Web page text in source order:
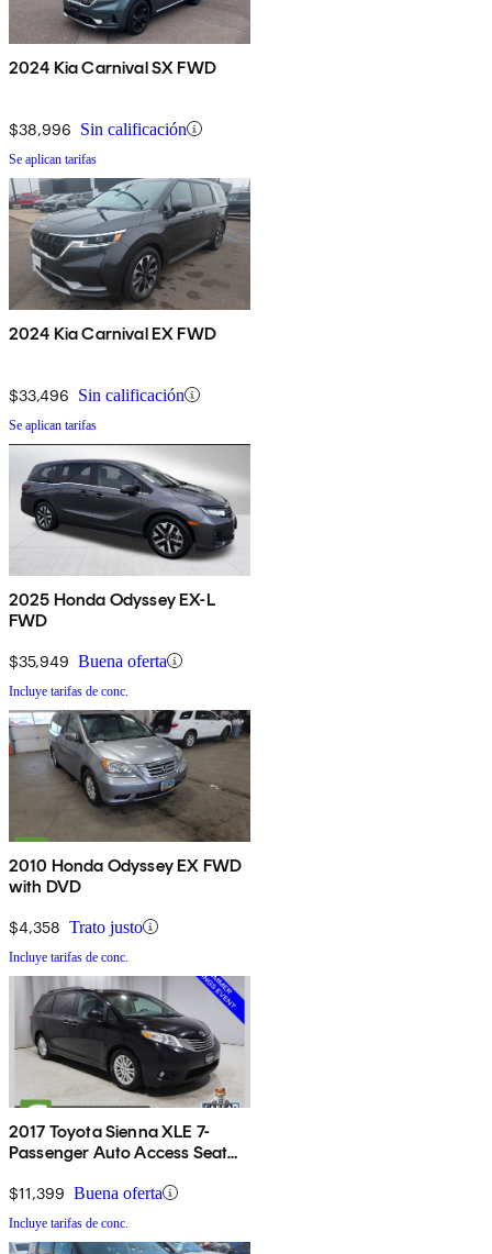
2024 Kia Carnival SX FWD
$38,996 Sin calificación
Se aplican tarifas
2024 Kia Carnival EX FWD
$33,496 Sin calificación
Se aplican tarifas
2025 Honda Odyssey EX-L
FWD
$35,949 Buena oferta
Incluye tarifas de conc.
2010 Honda Odyssey EX FWD
with DVD
$4,358 Trato justo
Incluye tarifas de conc.
2017 Toyota Sienna XLE 7-
Passenger Auto Access Seat
$11,399 Buena oferta
Incluye tarifas de conc.